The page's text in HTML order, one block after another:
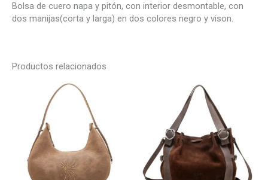
Bolsa de cuero napa y pitón, con interior desmontable, con
dos manijas(corta y larga) en dos colores negro y vison.
Productos relacionados